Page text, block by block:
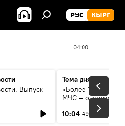
РУС КЫРГ
04:00
Выпуск
Тема дня
«Более 1200 сёл в
МЧС — о климате,
системе
населения
10:04 49 мин